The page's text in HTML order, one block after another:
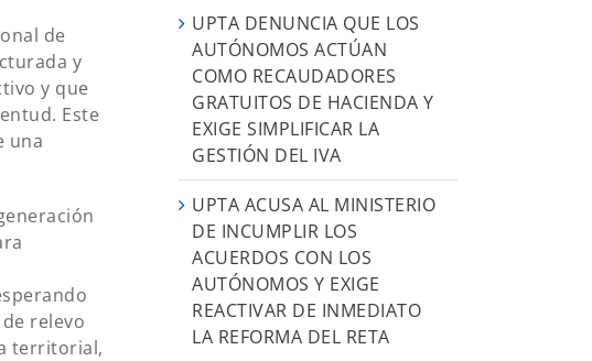
de
y
y que
Este
una
relevo
territorial,
UPTA DENUNCIA QUE LOS
AUTÓNOMOS ACTÚAN
COMO RECAUDADORES
GRATUITOS DE HACIENDA Y
EXIGE SIMPLIFICAR LA
GESTIÓN DEL IVA
UPTA ACUSA AL MINISTERIO
DE INCUMPLIR LOS
ACUERDOS CON LOS
AUTÓNOMOS Y EXIGE
REACTIVAR DE INMEDIATO
LA REFORMA DEL RETA